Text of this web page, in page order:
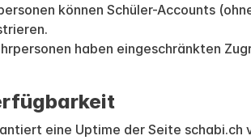
können Schüler-Accounts
haben eingeschränkten
eine Uptime der Seite